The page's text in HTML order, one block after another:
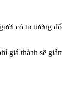
có tư tưởng
giá thành sẽ